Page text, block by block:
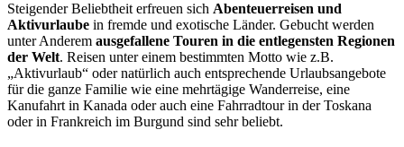
Steigender Beliebtheit erfreuen sich Abenteuerreisen und
Aktivurlaube in fremde und exotische Länder. Gebucht werden
unter Anderem ausgefallene Touren in die entlegensten Regionen
der Welt. Reisen unter einem bestimmten Motto wie z.B.
„Aktivurlaub“ oder natürlich auch entsprechende Urlaubsangebote
für die ganze Familie wie eine mehrtägige Wanderreise, eine
Kanufahrt in Kanada oder auch eine Fahrradtour in der Toskana
oder in Frankreich im Burgund sind sehr beliebt.